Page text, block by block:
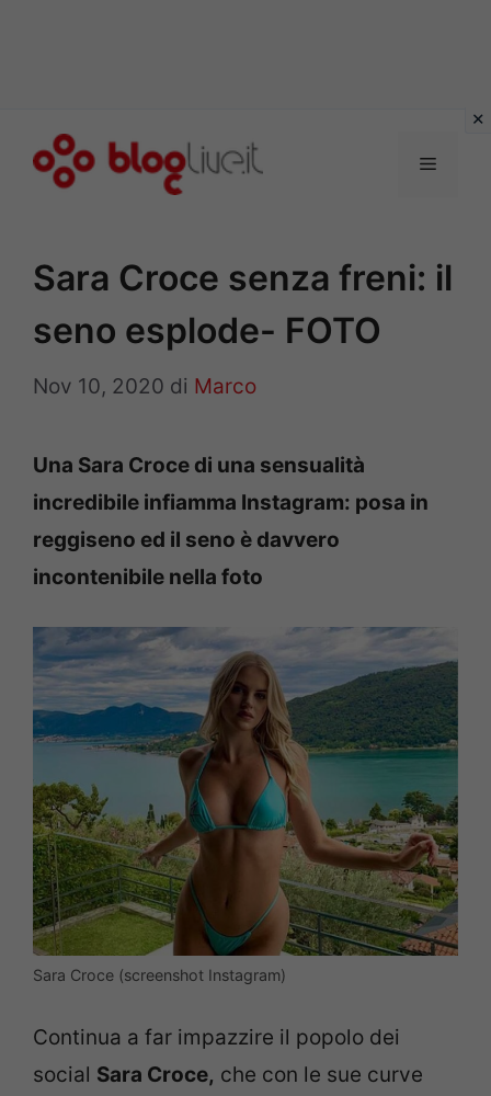
Menu
Sara Croce senza freni: il
seno esplode- FOTO
Nov 10, 2020 di Marco
Una Sara Croce di una sensualità
incredibile infiamma Instagram: posa in
reggiseno ed il seno è davvero
incontenibile nella foto
Sara Croce (screenshot Instagram)
Continua a far impazzire il popolo dei
social Sara Croce, che con le sue curve